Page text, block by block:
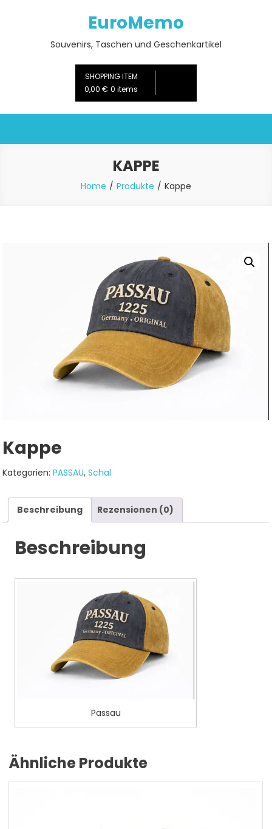
EuroMemo
Souvenirs, Taschen und Geschenkartikel
SHOPPING ITEM
0,00 € 0 items
KAPPE
Home Produkte Kappe
Kappe
Kategorien:PASSAU,Schal
Beschreibung Rezensionen (0)
Beschreibung
Passau
Ähnliche Produkte